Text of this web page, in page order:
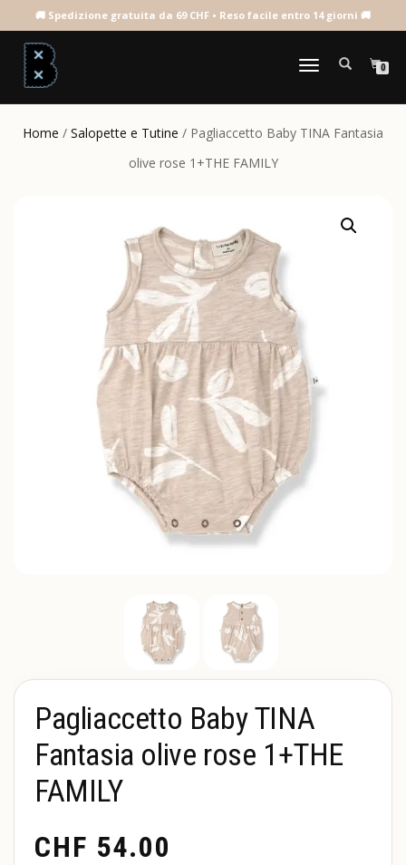
NAVIGAZIONE
0
Home / Salopette e Tutine / Pagliaccetto Baby TINA Fantasia
olive rose 1+THE FAMILY
Pagliaccetto Baby TINA
Fantasia olive rose 1+THE
FAMILY
CHF 54.00